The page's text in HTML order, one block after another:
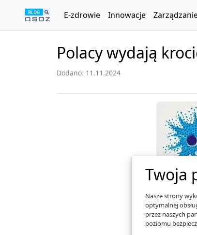
E-zdrowie Innowacje
Polacy wydają
Dodano: 11.11.2024
Twoja
Nasze strony
optymalnej
przez naszych
poziomu